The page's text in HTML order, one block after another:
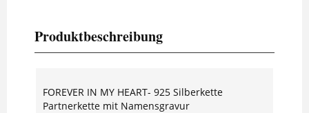
Produktbeschreibung
FOREVER IN MY HEART- 925 Silberkette
Partnerkette mit Namensgravur